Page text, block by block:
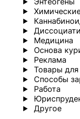
Медицина
Основа
Реклама
Товары для
Способы
Работа
Другoе